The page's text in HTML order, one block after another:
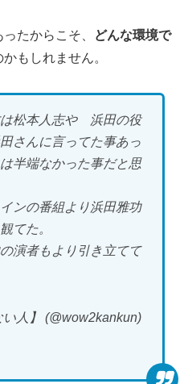
たからこそ、
どんな環境で
もしれません。
松本人志や 浜田の役
さんに言ってた事あっ
半端なかった事だと思
ンの番組より浜田雅功
てた。
演者もより引き立てて
人】 (@wow2kankun)